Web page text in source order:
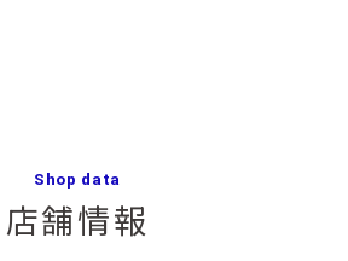
Shop data
店舗情報